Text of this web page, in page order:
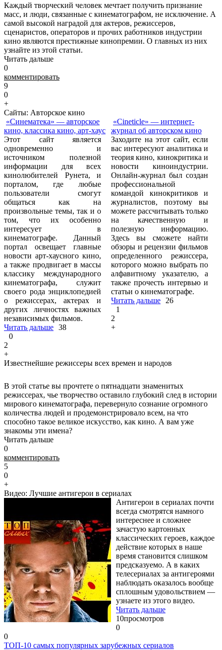
Каждый творческий человек мечтает получить признание
масс, и люди, связанные с кинематографом, не исключение. А
самой высокой наградой для актеров, режиссеров,
сценаристов, операторов и прочих работников индустрии
кино являются престижные кинопремии. О главных из них
узнайте из этой статьи.
Читать дальше
0
комментировать
9
0
+
Сайты: Авторское кино
«Синематека» — авторское
кино, классика кино, арт-хаус
Этот сайт является
одновременно и
источником полезной
информации для всех
кинолюбителей Рунета, и
порталом, где любые
пользователи смогут
общаться как на
произвольные темы, так и о
том, что их особенно
интересует в
кинематографе. Данный
портал освещает главные
новости арт-хаусного кино,
а также продвигает в массы
классику международного
кинематографа, служит
своего рода энциклопедией
о режиссерах, актерах и
других личностях важных
независимых фильмов.
Читать дальше 38
0
2
+
«Cineticle» — интернет-
журнал об авторском кино
Заходите на этот сайт, если
вас интересуют аналитика и
теория кино, кинокритика и
новости киноиндустрии.
Онлайн-журнал был создан
профессиональной
командой кинокритиков и
журналистов, поэтому вы
можете рассчитывать только
на качественную и
полезную информацию.
Здесь вы сможете найти
обзоры и рецензии фильмов
определенного режиссера,
которого можно выбрать по
алфавитному указателю, а
также прочесть интервью и
статьи о кинематографе.
Читать дальше
26
1
2
+
Известнейшие режиссеры всех времен и народов
В этой статье вы прочтете о пятнадцати знаменитых
режиссерах, чье творчество оставило глубокий след в истории
мирового кинематографа, перевернуло сознание огромного
количества людей и продемонстрировало всем, на что
способно такое великое искусство, как кино. А вам уже
знакомы эти имена?
Читать дальше
0
комментировать
5
0
+
Видео: Лучшие антигерои в сериалах
Антигерои в сериалах почти
всегда смотрятся намного
интереснее и сложнее
зачастую картонных
классических героев, каждое
действие которых в наше
время становится слишком
предсказуемо. А в каких
телесериалах за антигероями
наблюдать оказалось вообще
сплошным удовольствием —
узнаете из этого видео.
Читать дальше
10просмотров
0
0
ТОП-10 самых популярных зарубежных сериалов